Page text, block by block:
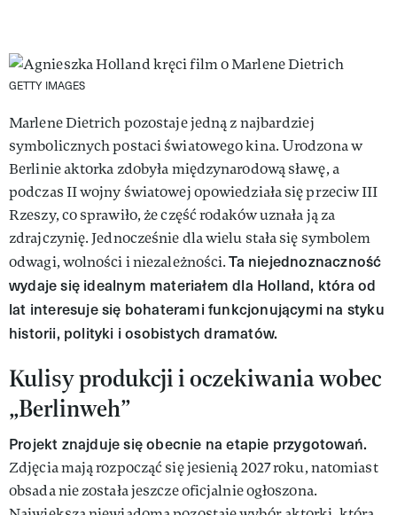
GETTY IMAGES
Marlene Dietrich pozostaje jedną z najbardziej
symbolicznych postaci światowego kina. Urodzona w
Berlinie aktorka zdobyła międzynarodową sławę, a
podczas II wojny światowej opowiedziała się przeciw III
Rzeszy, co sprawiło, że część rodaków uznała ją za
zdrajczynię. Jednocześnie dla wielu stała się symbolem
odwagi, wolności i niezależności.Ta niejednoznaczność
wydaje się idealnym materiałem dla Holland, która od
lat interesuje się bohaterami funkcjonującymi na styku
historii, polityki i osobistych dramatów.
Kulisy produkcji i oczekiwania wobec
„Berlinweh”
Projekt znajduje się obecnie na etapie przygotowań.
Zdjęcia mają rozpocząć się jesienią 2027 roku, natomiast
obsada nie została jeszcze oficjalnie ogłoszona.